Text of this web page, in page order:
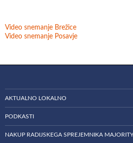
Video snemanje Brežice
Video snemanje Posavje
AKTUALNO LOKALNO
PODKASTI
NAKUP RADIJSKEGA SPREJEMNIKA